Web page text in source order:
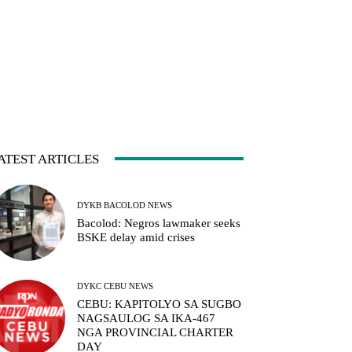
ARTICLES
DYKB BACOLOD NEWS
Bacolod: Negros lawmaker seeks
BSKE delay amid crises
DYKC CEBU NEWS
CEBU: KAPITOLYO SA SUGBO
NAGSAULOG SA IKA-467
NGA PROVINCIAL CHARTER
DAY